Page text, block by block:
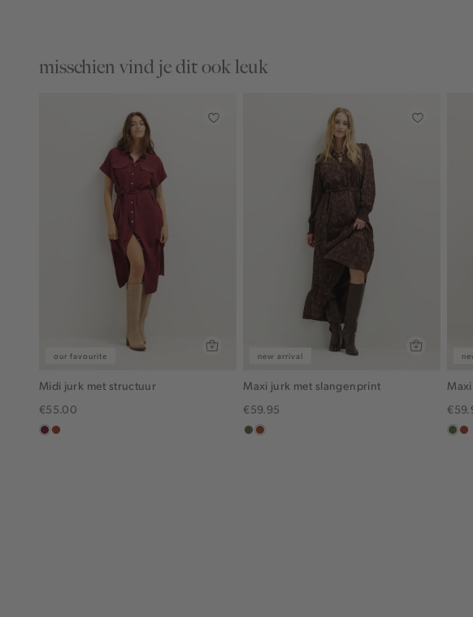
misschien vind je dit ook leuk
our favourite
Midi jurk met structuur
€55.00
bordeaux
bruin
new arrival
Maxi jurk met slangenprint
€59.95
groen,
bruin